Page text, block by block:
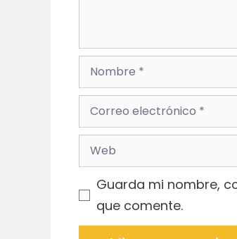
Nombre
Correo
electrónico
Web
Guarda mi nombre,
que comente.